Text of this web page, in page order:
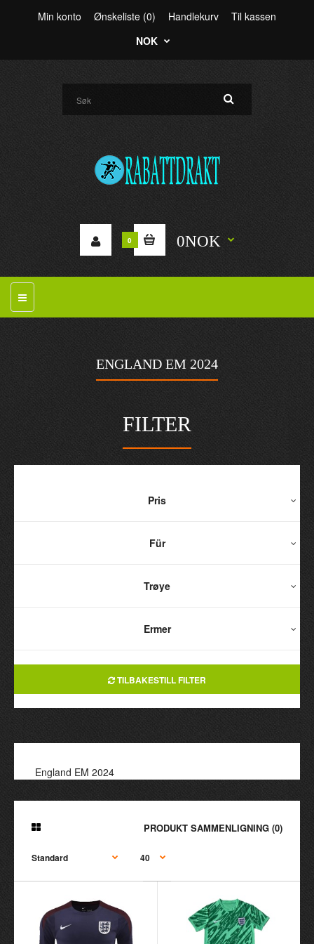
Min konto Ønskeliste (0) Handlekurv
Til kassen
NOK
0 0NOK
ENGLAND EM 2024
FILTER
Pris
Für
Trøye
Ermer
TILBAKESTILL FILTER
England EM 2024
PRODUKT SAMMENLIGNING (0)